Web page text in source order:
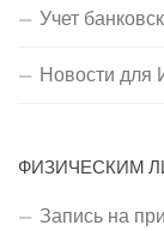
Учет
Новости для
ФИЗИЧЕСКИМ
Запись на